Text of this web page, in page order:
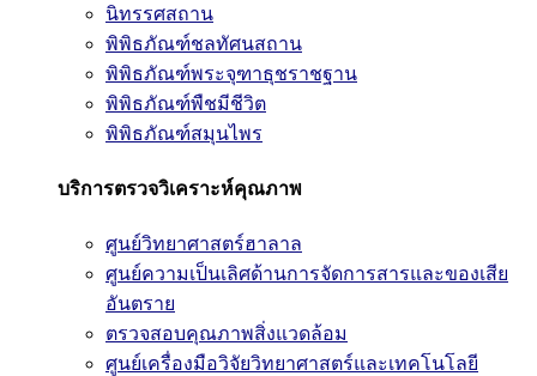
นิทรรศสถาน
พิพิธภัณฑ์ชลทัศนสถาน
พิพิธภัณฑ์พระจุฑาธุชราชฐาน
พิพิธภัณฑ์พืชมีชีวิต
พิพิธภัณฑ์สมุนไพร
บริการตรวจวิเคราะห์คุณภาพ
ศูนย์วิทยาศาสตร์ฮาลาล
ศูนย์ความเป็นเลิศด้านการจัดการสารและของเสีย
อันตราย
ตรวจสอบคุณภาพสิ่งแวดล้อม
ศูนย์เครื่องมือวิจัยวิทยาศาสตร์และเทคโนโลยี